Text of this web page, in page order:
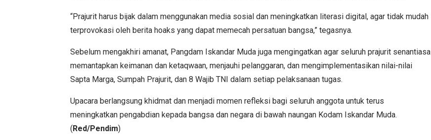
“Prajurit harus bijak dalam menggunakan media sosial dan meningkatkan literasi digital, agar tidak mudah
terprovokasi oleh berita hoaks yang dapat memecah persatuan bangsa,” tegasnya.
Sebelum mengakhiri amanat, Pangdam Iskandar Muda juga mengingatkan agar seluruh prajurit senantiasa
memantapkan keimanan dan ketaqwaan, menjauhi pelanggaran, dan mengimplementasikan nilai-nilai
Sapta Marga, Sumpah Prajurit, dan 8 Wajib TNI dalam setiap pelaksanaan tugas.
Upacara berlangsung khidmat dan menjadi momen refleksi bagi seluruh anggota untuk terus
meningkatkan pengabdian kepada bangsa dan negara di bawah naungan Kodam Iskandar Muda.
(Red/Pendim)